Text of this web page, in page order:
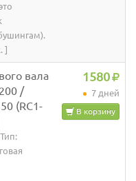
]
вала
/
(RC1-
1580
7 дней
В корзину